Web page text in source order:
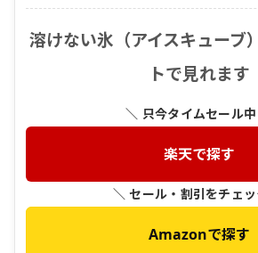
溶けない氷（アイスキューブ
トで見れます
＼ 只今タイムセール
楽天で探す
＼ セール・割引をチェ
Amazonで探す